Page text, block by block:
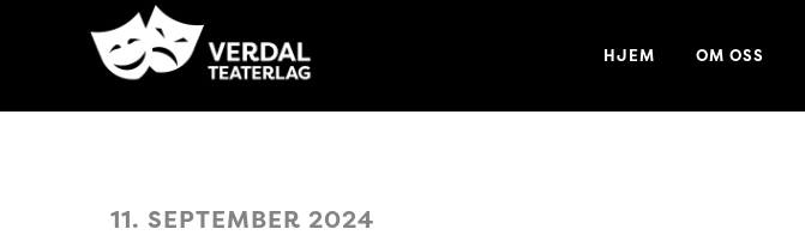
HJEM OM OSS
11. SEPTEMBER 2024